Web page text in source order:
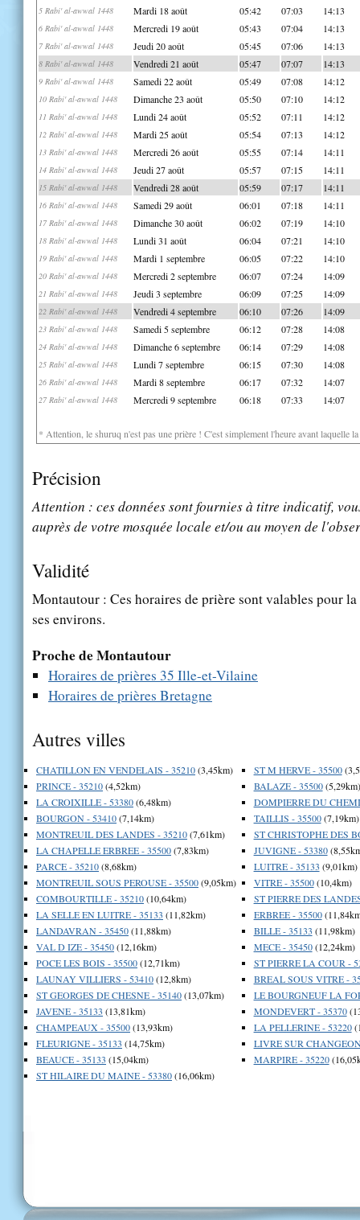
5 Rabi' al-awwal 1448 Mardi 18 août 05:42 07:03 14:13
6 Rabi' al-awwal 1448 Mercredi 19 août 05:43 07:04 14:13
7 Rabi' al-awwal 1448 Jeudi 20 août 05:45 07:06 14:13
8 Rabi' al-awwal 1448 Vendredi 21 août 05:47 07:07 14:13
9 Rabi' al-awwal 1448 Samedi 22 août 05:49 07:08 14:12
10 Rabi' al-awwal 1448 Dimanche 23 août 05:50 07:10 14:12
11 Rabi' al-awwal 1448 Lundi 24 août 05:52 07:11 14:12
12 Rabi' al-awwal 1448 Mardi 25 août 05:54 07:13 14:12
13 Rabi' al-awwal 1448 Mercredi 26 août 05:55 07:14 14:11
14 Rabi' al-awwal 1448 Jeudi 27 août 05:57 07:15 14:11
15 Rabi' al-awwal 1448 Vendredi 28 août 05:59 07:17 14:11
16 Rabi' al-awwal 1448 Samedi 29 août 06:01 07:18 14:11
17 Rabi' al-awwal 1448 Dimanche 30 août 06:02 07:19 14:10
18 Rabi' al-awwal 1448 Lundi 31 août 06:04 07:21 14:10
19 Rabi' al-awwal 1448 Mardi 1 septembre 06:05 07:22 14:10
20 Rabi' al-awwal 1448 Mercredi 2 septembre 06:07 07:24 14:09
21 Rabi' al-awwal 1448 Jeudi 3 septembre 06:09 07:25 14:09
22 Rabi' al-awwal 1448 Vendredi 4 septembre 06:10 07:26 14:09
23 Rabi' al-awwal 1448 Samedi 5 septembre 06:12 07:28 14:08
24 Rabi' al-awwal 1448 Dimanche 6 septembre 06:14 07:29 14:08
25 Rabi' al-awwal 1448 Lundi 7 septembre 06:15 07:30 14:08
26 Rabi' al-awwal 1448 Mardi 8 septembre 06:17 07:32 14:07
27 Rabi' al-awwal 1448 Mercredi 9 septembre 06:18 07:33 14:07
* Attention, le shuruq n'est pas une prière ! C'est simplement l'heure avant laquelle
Précision
Attention : ces données sont fournies à titre indicatif,
auprès de votre mosquée locale et/ou au moyen de
Validité
Montautour : Ces horaires de prière sont valables pour
ses environs.
Proche de Montautour
Horaires de prières 35 Ille-et-Vilaine
Horaires de prières Bretagne
Autres villes
CHATILLON EN VENDELAIS - 35210(3,45km)
PRINCE - 35210(4,52km)
LA CROIXILLE - 53380(6,48km)
BOURGON - 53410(7,14km)
MONTREUIL DES LANDES - 35210(7,61km)
LA CHAPELLE ERBREE - 35500(7,83km)
PARCE - 35210(8,68km)
MONTREUIL SOUS PEROUSE - 35500(9,05km)
COMBOURTILLE - 35210(10,64km)
LA SELLE EN LUITRE - 35133 (11,82km)
LANDAVRAN - 35450(11,88km)
VAL D IZE - 35450(12,16km)
POCE LES BOIS - 35500(12,71km)
LAUNAY VILLIERS - 53410(12,8km)
ST GEORGES DE CHESNE - 35140(13,07km)
JAVENE - 35133 (13,81km)
CHAMPEAUX - 35500(13,93km)
FLEURIGNE - 35133 (14,75km)
BEAUCE - 35133 (15,04km)
ST HILAIRE DU MAINE - 53380(16,06km)
ST M HERVE - 35500
BALAZE - 35500(5,29km)
DOMPIERRE DU
TAILLIS - 35500(7,19km)
ST CHRISTOPHE DES
JUVIGNE - 53380
LUITRE - 35133 (9,01km)
VITRE - 35500(10,4km)
ST PIERRE DES
ERBREE - 35500
BILLE - 35133 (11,98km)
MECE - 35450(12,24km)
ST PIERRE LA COUR -
BREAL SOUS VITRE -
LE BOURGNEUF LA
MONDEVERT - 35370
LA PELLERINE - 53220
LIVRE SUR
MARPIRE - 35220